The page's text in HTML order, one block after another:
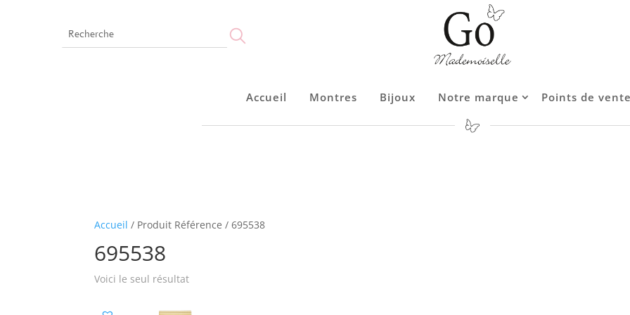
Accueil Montres Bijoux Notre marque Points de vente
Accueil Montres Bijoux Notre marque Points de vente
Accueil / Produit Référence / 695538
695538
Voici le seul résultat